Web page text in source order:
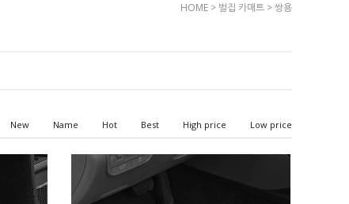
HOME > 벌집 카매트 >쌍용
New Name Hot Best High price Low price